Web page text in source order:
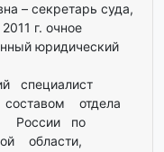
– секретарь суда,
г. очное
юридический
специалист
отдела
России по
области,